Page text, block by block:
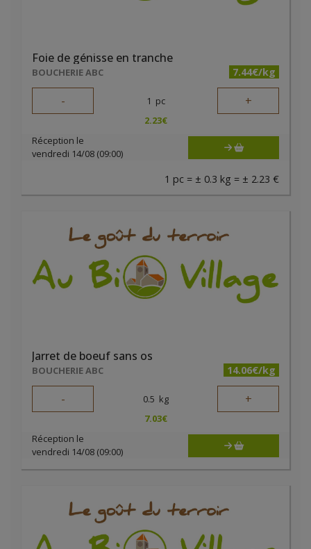
Foie de génisse en tranche
BOUCHERIE ABC 7.44€/kg
- 1 pc +
2.23€
Réception le
vendredi 14/08 (09:00)
1 pc = ± 0.3 kg = ± 2.23 €
Jarret de boeuf sans os
BOUCHERIE ABC 14.06€/kg
- 0.5 kg +
7.03€
Réception le
vendredi 14/08 (09:00)